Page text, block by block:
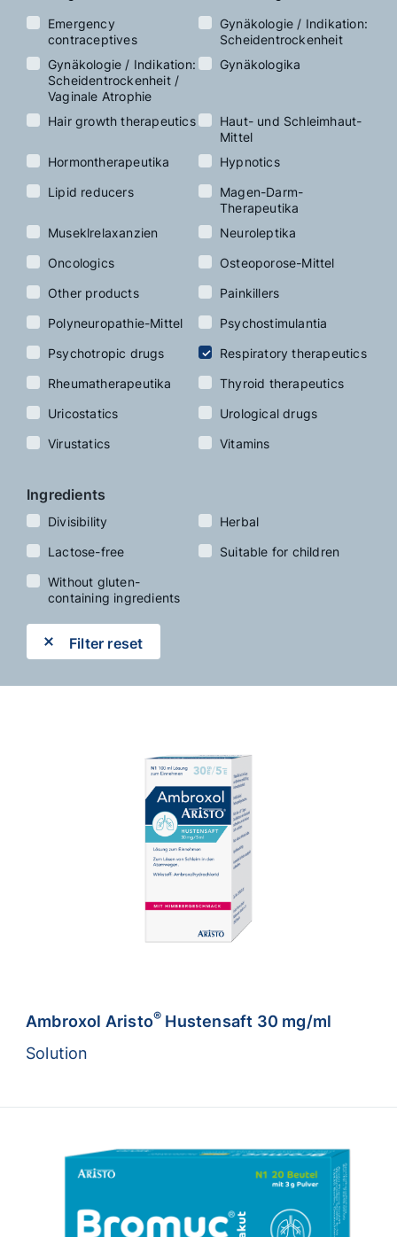
Emergency
contraceptives
Gynäkologie / Indikation:
Scheidentrockenheit
Gynäkologie / Indikation:
Scheidentrockenheit /
Vaginale Atrophie
Gynäkologika
Hair growth therapeutics
Haut- und Schleimhaut-
Mittel
Hormontherapeutika
Hypnotics
Lipid reducers
Magen-Darm-
Therapeutika
Museklrelaxanzien
Neuroleptika
Oncologics
Osteoporose-Mittel
Other products
Painkillers
Polyneuropathie-Mittel
Psychostimulantia
Psychotropic drugs
Respiratory therapeutics
Rheumatherapeutika
Thyroid therapeutics
Uricostatics
Urological drugs
Virustatics
Vitamins
Ingredients
Divisibility
Herbal
Lactose-free
Suitable for children
Without gluten-
containing ingredients
Filter reset
Ambroxol Aristo® Hustensaft 30 mg/ml
Solution